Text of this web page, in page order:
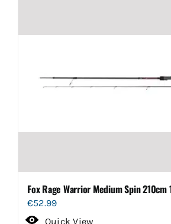
Fox Rage Warrior Medium Spin
€52.99
Quick View